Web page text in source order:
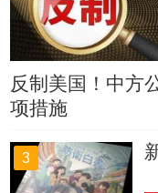
反制美国！中方
项措施
3